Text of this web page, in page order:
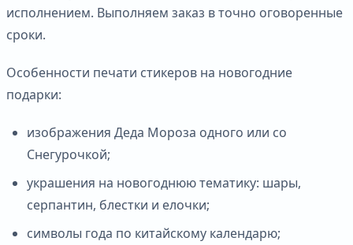
исполнением. Выполняем заказ в точно оговоренные
сроки.
Особенности печати стикеров на новогодние
подарки:
изображения Деда Мороза одного или со
Снегурочкой;
украшения на новогоднюю тематику: шары,
серпантин, блестки и елочки;
символы года по китайскому календарю;